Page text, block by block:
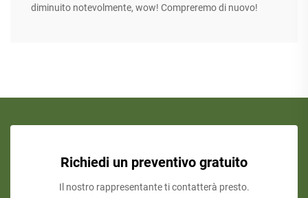
diminuito notevolmente, wow! Compreremo di nuovo!
Richiedi un preventivo gratuito
Il nostro rappresentante ti contatterà presto.